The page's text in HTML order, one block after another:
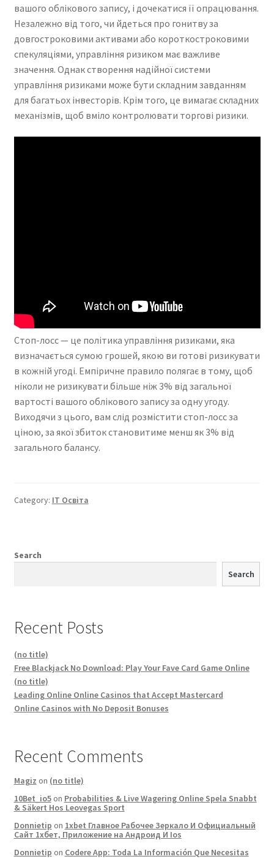
вашого облікового запису, і дочекатися її опрацювання.
Незалежно від того, чи йдеться про гонитву за
довгостроковими активами або короткостроковими
спекуляціями, управління ризиком має важливе
значення. Однак створення надійної системи
управління ризиками може бути складним завданням
для багатьох інвесторів. Крім того, це вимагає складних
механізмів, щоб вміло контролювати торгові ризики.
Стоп-лосс — це політика управління ризиками, яка
визначається сумою грошей, якою ви готові ризикувати
в кожній угоді. Емпіричне правило полягає в тому, щоб
ніколи не ризикувати більше ніж 3% від загальної
вартості вашого облікового запису за одну угоду.
Виходячи з цього, вам слід розмістити стоп-лосс за
ціною, за якої збиток становитиме менш як 3% від
загального балансу.
Category: IT Освіта
Search
Search
Recent Posts
(no title)
Free Blackjack No Download: Play Your Fave Card Game Online
(no title)
Leading Online Online Casinos that Accept Mastercard
Online Casinos with No Deposit Bonuses
Recent Comments
Magiz on (no title)
10Bet_io5on Probabilities & Live Wagering Online Spela Snabbt
& Säkert Hos Leovegas Sport
Donnietip on 1xbet Главное Рабочее Зеркало И Официальный
Сайт 1хбет, Приложение на Андроид И Ios
Donnietip on Codere App: Toda La Información Que Necesitas